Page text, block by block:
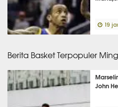
19
Berita Basket Terpopuler
John